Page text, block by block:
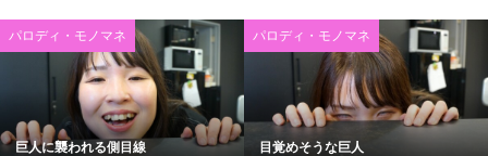
パロディ・モノマネ
巨人に襲われる側目線
パロディ・モノマネ
目覚めそうな巨人